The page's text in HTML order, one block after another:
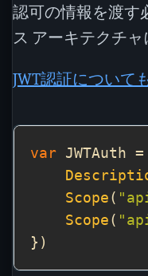
認可の情報を渡す
ス アーキテクチャ
JWT認証について
var JWTAuth =
Scope (
Scope (